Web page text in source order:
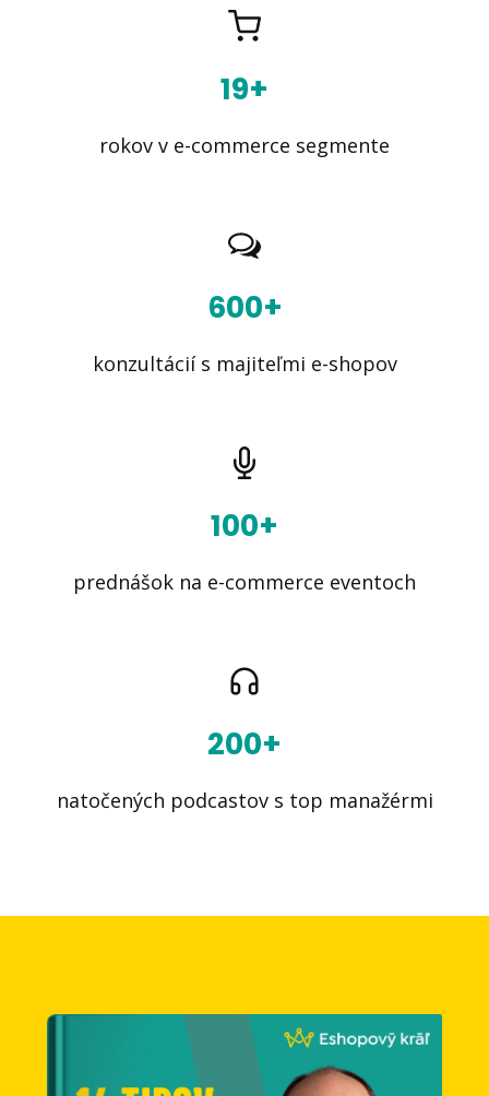
19+
rokov v e-commerce segmente
600+
konzultácií s majiteľmi e-shopov
100+
prednášok na e-commerce eventoch
200+
natočených podcastov s top manažérmi